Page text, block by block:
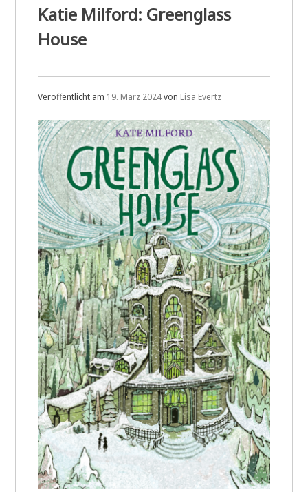
Katie Milford: Greenglass
House
Veröffentlicht am 19. März 2024von Lisa Evertz